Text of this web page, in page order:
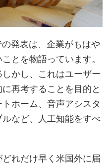
発表は、企業がもはや
とを物語っています。
しかし、これはユーザー
再考することを目的と
ホーム、音声アシスタ
など、人工知能をすべ
れだけ早く米国外に届